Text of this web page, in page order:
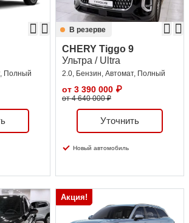
Полный
В резерве
CHERY Tiggo 9
Ультра / Ultra
2.0, Бензин, Автомат, Полный
от 3 390 000 ₽
от 4 640 000 ₽
Уточнить
Новый автомобиль
Акция!